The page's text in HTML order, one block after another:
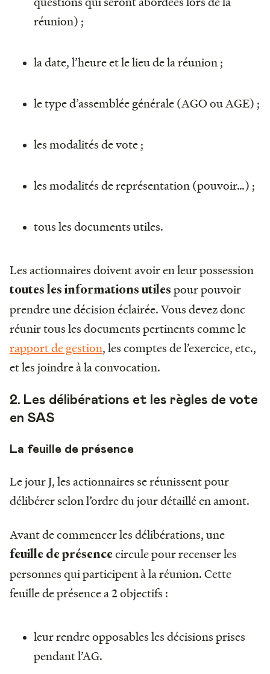
réunion) ;
la date, l’heure et le lieu de la réunion ;
le type d’assemblée générale (AGO ou AGE) ;
les modalités de vote ;
les modalités de représentation (pouvoir…) ;
tous les documents utiles.
Les actionnaires doivent avoir en leur possession
toutes les informations utiles pour pouvoir
prendre une décision éclairée. Vous devez donc
réunir tous les documents pertinents comme le
rapport de gestion, les comptes de l’exercice, etc.,
et les joindre à la convocation.
2. Les délibérations et les règles de vote
en SAS
La feuille de présence
Le jour J, les actionnaires se réunissent pour
délibérer selon l’ordre du jour détaillé en amont.
Avant de commencer les délibérations, une
feuille de présencecircule pour recenser les
personnes qui participent à la réunion. Cette
feuille de présence a 2 objectifs :
leur rendre opposables les décisions prises
pendant l’AG.